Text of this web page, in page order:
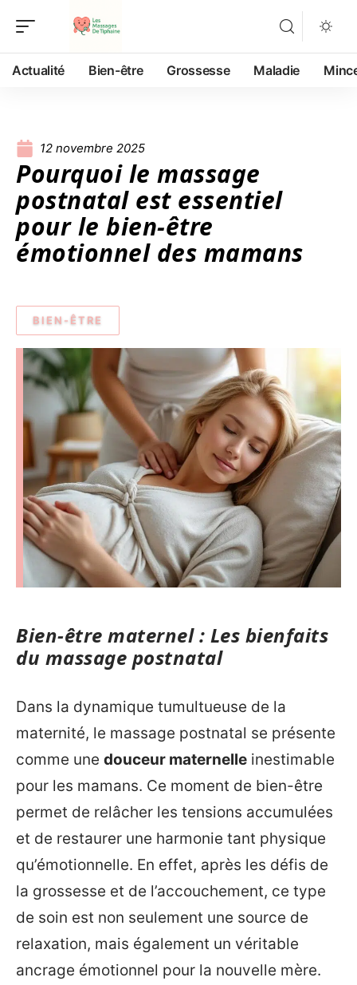
Actualité Bien-être Grossesse Maladie
12 novembre 2025
Pourquoi le massage
postnatal est essentiel
pour le bien-être
émotionnel des mamans
BIEN-ÊTRE
Bien-être maternel : Les bienfaits
du massage postnatal
Dans la dynamique tumultueuse de la
maternité, le massage postnatal se présente
comme une douceur maternelle inestimable
pour les mamans. Ce moment de bien-être
permet de relâcher les tensions accumulées
et de restaurer une harmonie tant physique
qu’émotionnelle. En effet, après les défis de
la grossesse et de l’accouchement, ce type
de soin est non seulement une source de
relaxation, mais également un véritable
ancrage émotionnel pour la nouvelle mère.